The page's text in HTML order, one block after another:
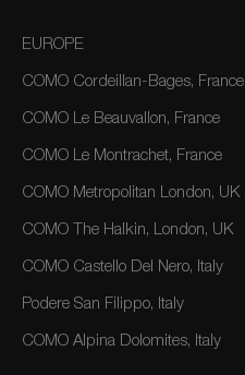
EUROPE
COMO Cordeillan-Bages, France
COMO Le Beauvallon, France
COMO Le Montrachet, France
COMO Metropolitan London, UK
COMO The Halkin, London, UK
COMO Castello Del Nero, Italy
Podere San Filippo, Italy
COMO Alpina Dolomites, Italy